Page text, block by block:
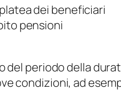
dei beneficiari
pensioni
del periodo della
condizioni, ad